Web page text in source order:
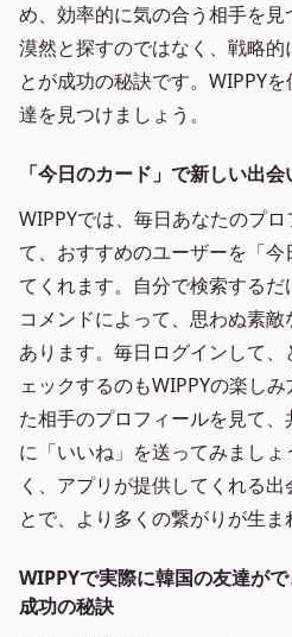
め、効率的に気の合う相手を見
漠然と探すのではなく、戦略
とが成功の秘訣です。WIPPY
達を見つけましょう。
「今日のカード」で新しい出
WIPPYでは、毎日あなたのプ
て、おすすめのユーザーを「
てくれます。自分で検索する
コメンドによって、思わぬ素
あります。毎日ログインして
ェックするのもWIPPYの楽し
た相手のプロフィールを見て
に「いいね」を送ってみまし
く、アプリが提供してくれる
とで、より多くの繋がりが生ま
WIPPYで実際に韓国の友達が
成功の秘訣